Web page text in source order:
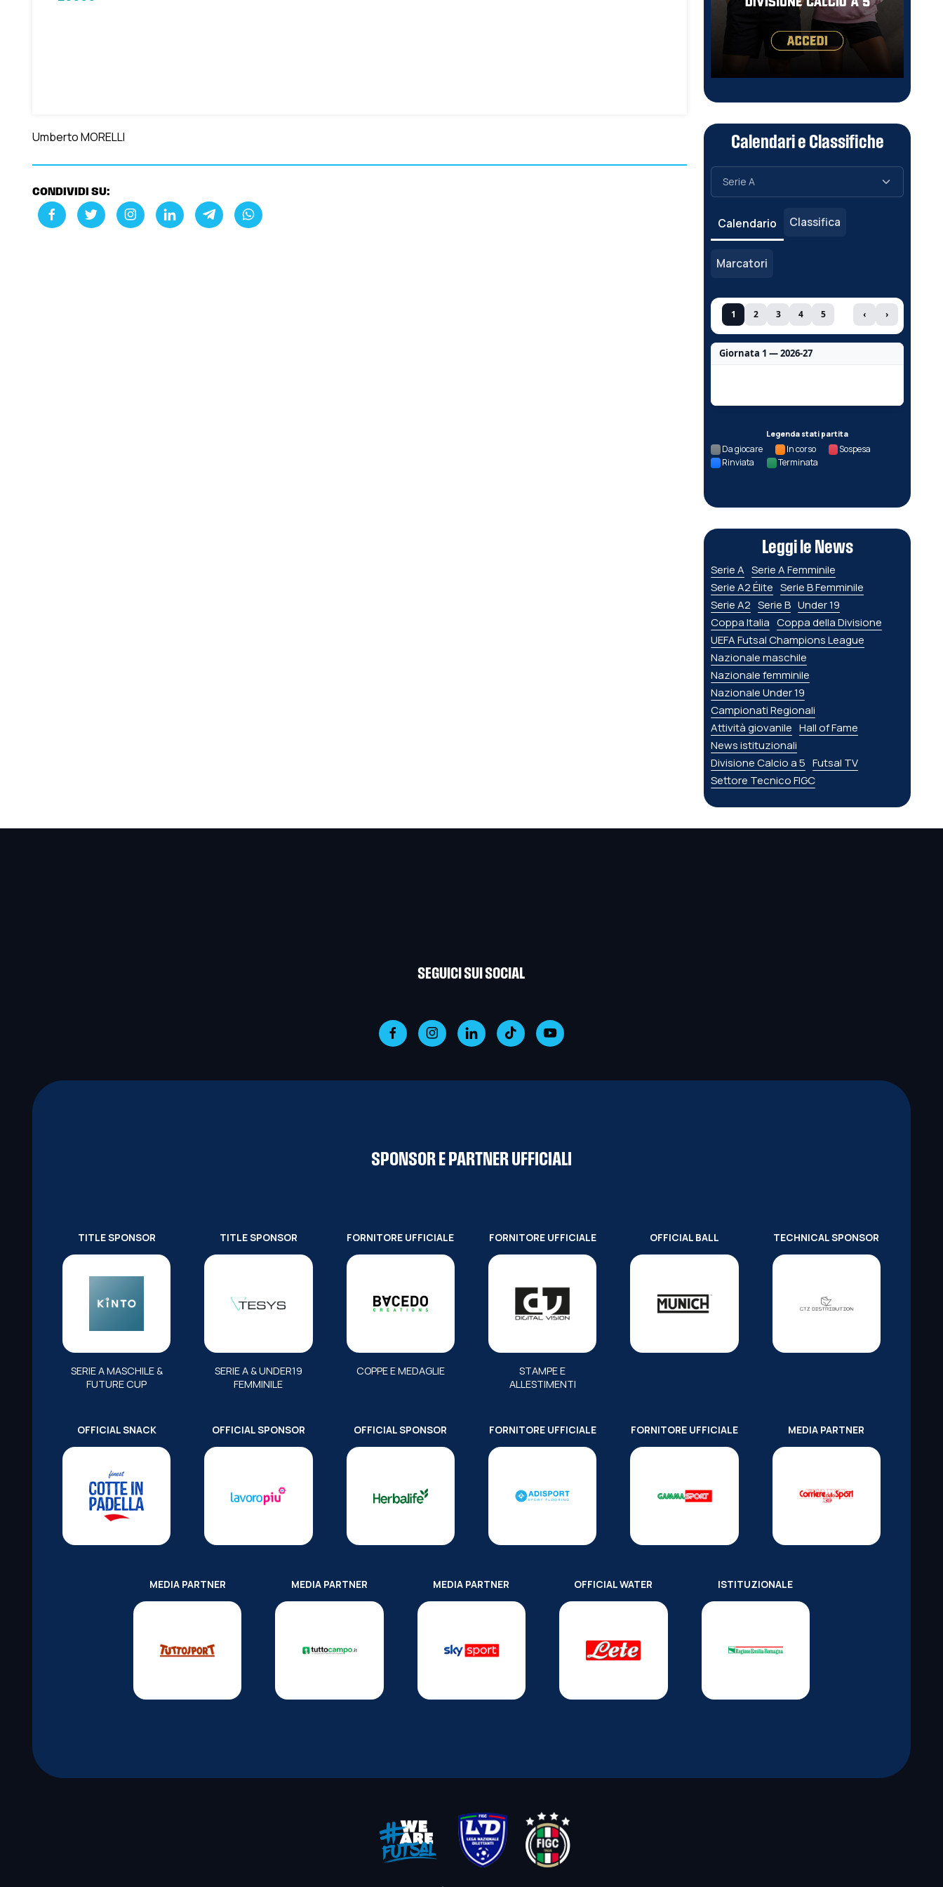
Umberto MORELLI
CONDIVIDI SU:
Calendari e Classifiche
Calendario Classifica
Marcatori
1 2 3 4 5 ‹ ›
Giornata 1 — 2026-27
Legenda stati partita
Da giocare In corso
Sospesa
Rinviata
Terminata
Leggi le News
Serie A Serie A Femminile
Serie A2 Élite Serie B Femminile
Serie A2 Serie B Under 19
Coppa Italia Coppa della Divisione
UEFA Futsal Champions League
Nazionale maschile
Nazionale femminile
Nazionale Under 19
Campionati Regionali
Attività giovanile Hall of Fame
News istituzionali
Divisione Calcio a 5 Futsal TV
Settore Tecnico FIGC
SEGUICI SUI SOCIAL
SPONSOR E PARTNER UFFICIALI
TITLE SPONSOR
SERIE A MASCHILE &
FUTURE CUP
TITLE SPONSOR
SERIE A & UNDER19
FEMMINILE
FORNITORE UFFICIALE
COPPE E MEDAGLIE
FORNITORE UFFICIALE
STAMPE E
ALLESTIMENTI
OFFICIAL BALL TECHNICAL SPONSOR
OFFICIAL SNACK OFFICIAL SPONSOR OFFICIAL SPONSOR FORNITORE UFFICIALE FORNITORE UFFICIALE MEDIA PARTNER
MEDIA PARTNER MEDIA PARTNER MEDIA PARTNER OFFICIAL WATER ISTITUZIONALE